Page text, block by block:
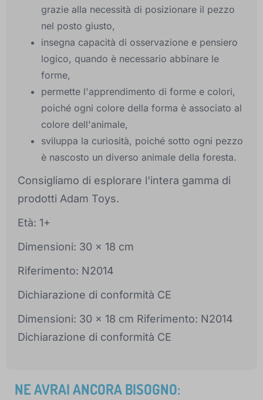
grazie alla necessità di posizionare il pezzo
nel posto giusto,
insegna capacità di osservazione e pensiero
logico, quando è necessario abbinare le
forme,
permette l'apprendimento di forme e colori,
poiché ogni colore della forma è associato al
colore dell'animale,
sviluppa la curiosità, poiché sotto ogni pezzo
è nascosto un diverso animale della foresta.
Consigliamo di esplorare l'intera gamma di
prodotti Adam Toys.
Età: 1+
Dimensioni: 30 x 18 cm
Riferimento: N2014
Dichiarazione di conformità CE
Dimensioni: 30 x 18 cm Riferimento: N2014
Dichiarazione di conformità CE
NE AVRAI ANCORA BISOGNO: